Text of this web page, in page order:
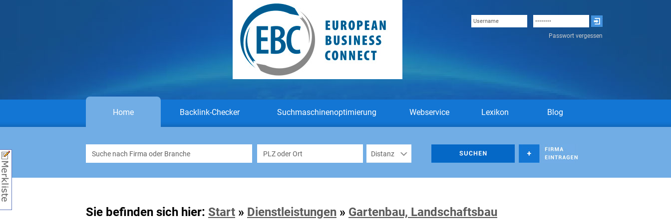
Passwort vergessen
Home Backlink-Checker Suchmaschinenoptimierung Webservice Lexikon Blog
Sie befinden sich hier: Start » Dienstleistungen » Gartenbau, Landschaftsbau